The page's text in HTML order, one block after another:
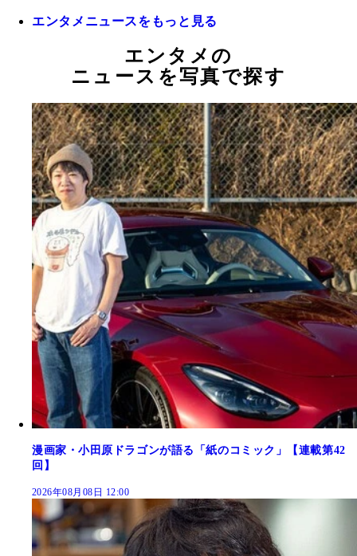
エンタメニュースをもっと見る
エンタメの
ニュースを写真で探す
漫画家・小田原ドラゴンが語る「紙のコミック」【連載第42
回】
2026年08月08日 12:00